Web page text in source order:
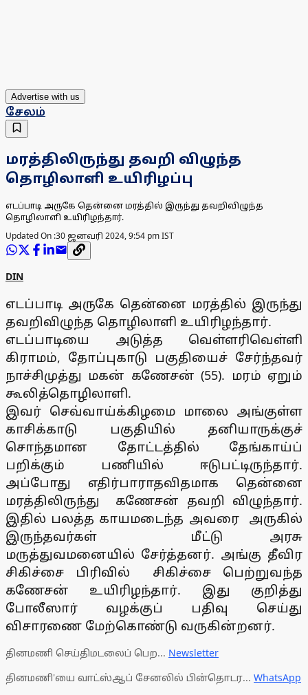
Advertise with us
சேலம்
மரத்திலிருந்து தவறி விழுந்த
தொழிலாளி உயிரிழப்பு
எடப்பாடி அருகே தென்னை மரத்தில் இருந்து தவறிவிழுந்த
தொழிலாளி உயிரிழந்தார்.
Updated On :30 ஜனவரி 2024, 9:54 pm IST
DIN
எடப்பாடி அருகே தென்னை மரத்தில் இருந்து
தவறிவிழுந்த தொழிலாளி உயிரிழந்தார்.
எடப்பாடியை அடுத்த வெள்ளரிவெள்ளி
கிராமம், தோப்புகாடு பகுதியைச் சேர்ந்தவர்
நாச்சிமுத்து மகன் கணேசன் (55). மரம் ஏறும்
கூலித்தொழிலாளி.
இவர் செவ்வாய்க்கிழமை மாலை அங்குள்ள
காசிக்காடு பகுதியில் தனியாருக்குச்
சொந்தமான தோட்டத்தில் தேங்காய்ப்
பறிக்கும் பணியில் ஈடுபட்டிருந்தார்.
அப்போது எதிர்பாராதவிதமாக தென்னை
மரத்திலிருந்து கணேசன் தவறி விழுந்தார்.
இதில் பலத்த காயமடைந்த அவரை அருகில்
இருந்தவர்கள் மீட்டு அரசு
மருத்துவமனையில் சேர்த்தனர். அங்கு தீவிர
சிகிச்சை பிரிவில் சிகிச்சை பெற்றுவந்த
கணேசன் உயிரிழந்தார். இது குறித்து
போலீஸார் வழக்குப் பதிவு செய்து
விசாரணை மேற்கொண்டு வருகின்றனர்.
தினமணி செய்திமடலைப் பெற... Newsletter
தினமணி'யை வாட்ஸ்ஆப் சேனலில் பின்தொடர... WhatsApp